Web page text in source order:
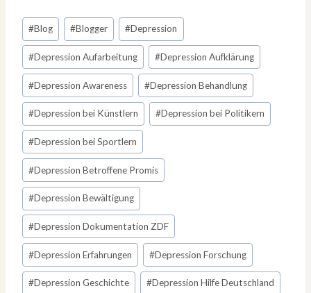
Schlagworte:
#Blog #Blogger #Depression
#Depression Aufarbeitung #Depression Aufklärung
#Depression Awareness #Depression Behandlung
#Depression bei Künstlern #Depression bei Politikern
#Depression bei Sportlern
#Depression Betroffene Promis
#Depression Bewältigung
#Depression Dokumentation ZDF
#Depression Erfahrungen #Depression Forschung
#Depression Geschichte #Depression Hilfe Deutschland